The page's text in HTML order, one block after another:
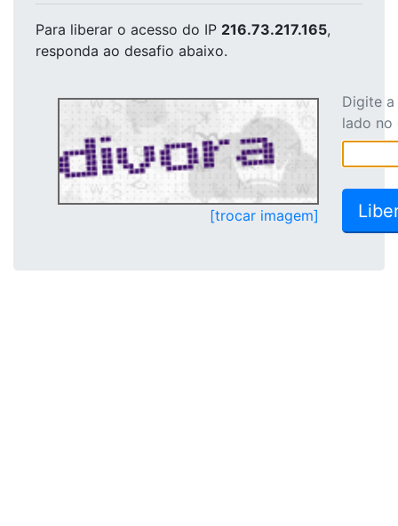
Para liberar o acesso do IP 216.73.217.165,
responda ao desafio abaixo.
[trocar imagem]
Digite
lado no